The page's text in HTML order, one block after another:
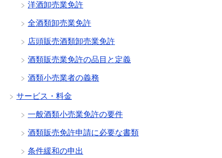
洋酒卸売業免許
全酒類卸売業免許
店頭販売酒類卸売業免許
酒類販売業免許の品目と定義
酒類小売業者の義務
サービス・料金
一般酒類小売業免許の要件
酒類販売免許申請に必要な書類
条件緩和の申出